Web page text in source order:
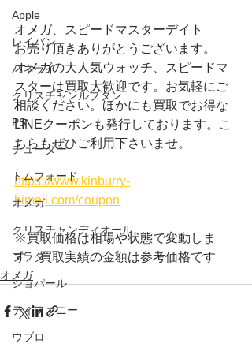
Apple
レイバン
パネライ
クリスチャンルブタン
PS
チューダー
トムフォード
オメガ
クリスチャンディオール
プラダ
ショパール
ティファニー
ウブロ
オメガ、スピードマスターデイト
お売り頂きありがとうございます。
オメガの大人気ウォッチ、スピードマ
スターは買取大歓迎です。お気軽にご
相談ください。ほかにも買取でお得な
LINEクーポンも発行しております。こ
ちらもぜひご利用下さいませ。
https://www.kinburry-
himeji.com/coupon
※買取価格は相場や状態で変動しま
す　買取実績の金額は参考価格です
オメガ